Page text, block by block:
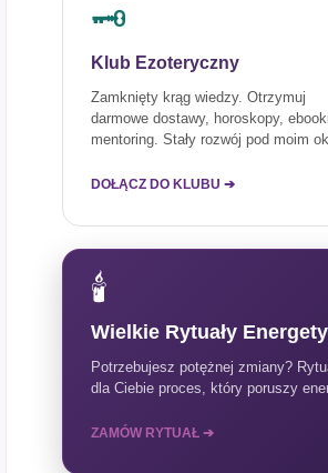
🗝️
Klub Ezoteryczny
Zamknięty krąg wiedzy. Otrzymuj
darmowe dostawy, horoskopy,
mentoring. Stały rozwój pod moim
DOŁĄCZ DO KLUBU ➔
🕯️
Wielkie Rytuały
Potrzebujesz potężnej zmiany?
dla Ciebie proces, który poruszy
ZAMÓW RYTUAŁ ➔